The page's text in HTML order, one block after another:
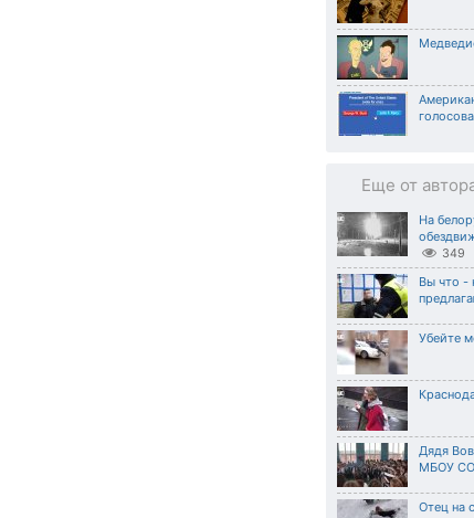
Еще от
На
349
Вы что -
Убейте
Дядя
МБОУ
Отец на